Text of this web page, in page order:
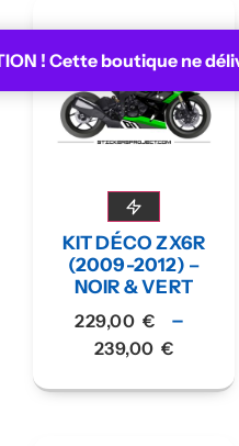
! Cette boutique ne
KIT DÉCO ZX6R
(2009-2012) –
NOIR & VERT
229,00 € –
239,00 €